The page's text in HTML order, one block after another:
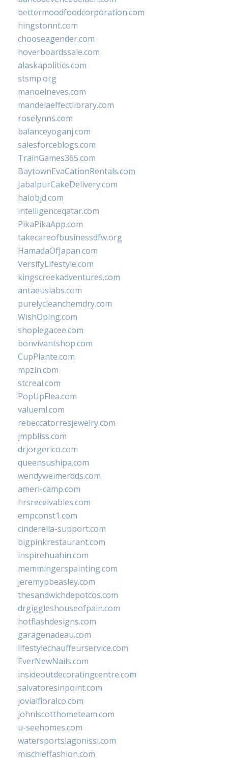
bettermoodfoodcorporation.com
hingstonnt.com
chooseagender.com
hoverboardssale.com
alaskapolitics.com
stsmp.org
manoelneves.com
mandelaeffectlibrary.com
roselynns.com
balanceyoganj.com
salesforceblogs.com
TrainGames365.com
BaytownEvaCationRentals.com
JabalpurCakeDelivery.com
halobjd.com
intelligenceqatar.com
PikaPikaApp.com
takecareofbusinessdfw.org
HamadaOfJapan.com
VersifyLifestyle.com
kingscreekadventures.com
antaeuslabs.com
purelycleanchemdry.com
WishOping.com
shoplegacee.com
bonvivantshop.com
CupPlante.com
mpzin.com
stcreal.com
PopUpFlea.com
valueml.com
rebeccatorresjewelry.com
jmpbliss.com
drjorgerico.com
queensushipa.com
wendyweimerdds.com
ameri-camp.com
hrsreceivables.com
empconst1.com
cinderella-support.com
bigpinkrestaurant.com
inspirehuahin.com
memmingerspainting.com
jeremypbeasley.com
thesandwichdepotcos.com
drgiggleshouseofpain.com
hotflashdesigns.com
garagenadeau.com
lifestylechauffeurservice.com
EverNewNails.com
insideoutdecoratingcentre.com
salvatoresinpoint.com
jovialfloralco.com
johnlscotthometeam.com
u-seehomes.com
watersportslagonissi.com
mischieffashion.com